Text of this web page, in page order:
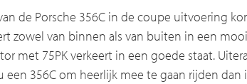
de Porsche 356C in de coupe uitvoering
zowel van binnen als van buiten in een
met 75PK verkeert in een goede staat.
een 356C om heerlijk mee te gaan rijden dan